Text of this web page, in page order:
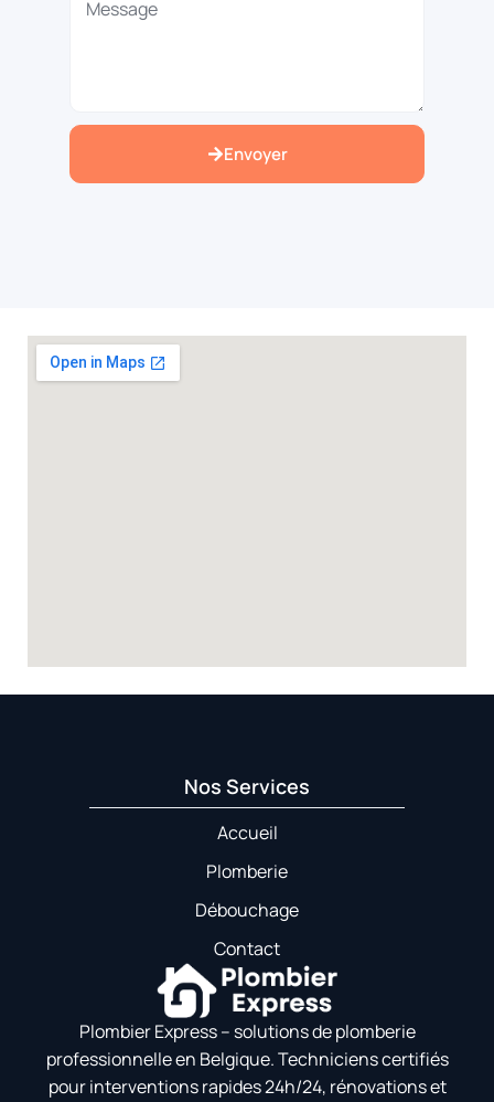
Envoyer
Nos Services
Accueil
Plomberie
Débouchage
Contact
Plombier Express – solutions de plomberie
professionnelle en Belgique. Techniciens certifiés
pour interventions rapides 24h/24, rénovations et